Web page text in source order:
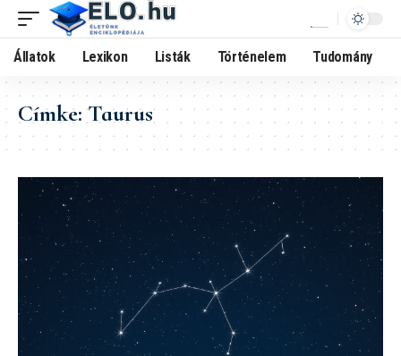
Állatok Lexikon Listák Történelem Tudomány
Címke:Taurus